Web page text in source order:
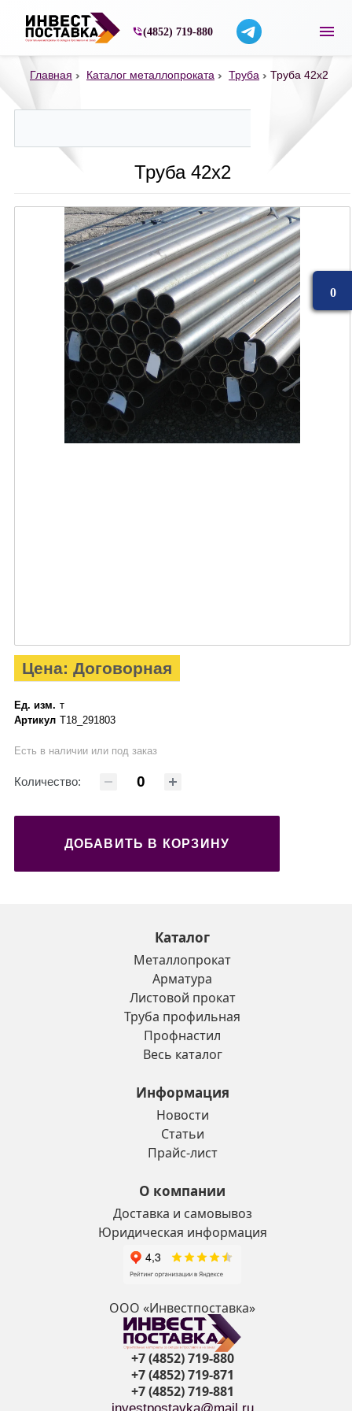
Строительные материалы со склада в
(4852) 719-880
Главная Каталог металлопроката Труба Труба 42х2
Труба 42х2
Цена: Договорная
Ед. изм. т
Артикул Т18_291803
Есть в наличии или под заказ
Количество:
ДОБАВИТЬ В КОРЗИНУ
Каталог
Металлопрокат
Арматура
Листовой прокат
Труба профильная
Профнастил
Весь каталог
Информация
Новости
Статьи
Прайс-лист
О компании
Доставка и самовывоз
Юридическая информация
ООО «Инвестпоставка»
+7 (4852) 719-880
+7 (4852) 719-871
+7 (4852) 719-881
investpostavka@mail.ru
0